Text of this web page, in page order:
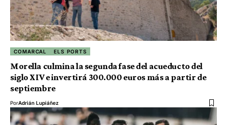
COMARCAL ELS PORTS
Morella culmina la segunda fase del acueducto del
siglo XIV e invertirá 300.000 euros más a partir de
septiembre
PorAdrián Lupiáñez